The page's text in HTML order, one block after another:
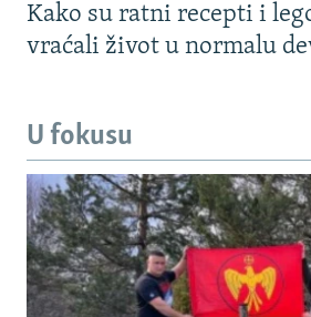
Kako su ratni recepti i
vraćali život u normalu
U fokusu